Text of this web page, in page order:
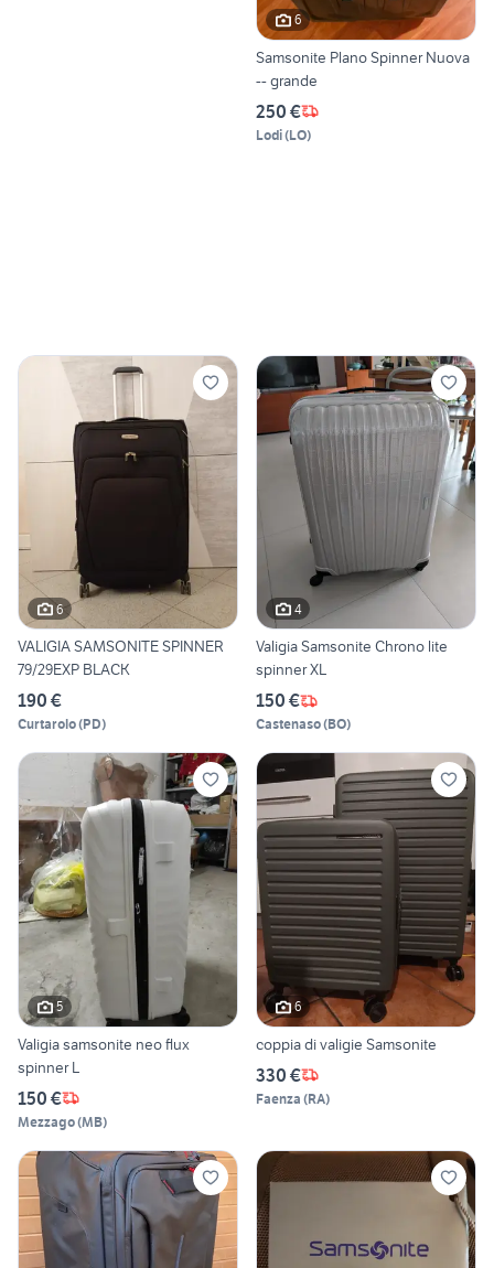
6
Samsonite Plano Spinner Nuova
-- grande
250 €
Lodi(LO)
6
VALIGIA SAMSONITE SPINNER
79/29EXP BLACK
190 €
Curtarolo(PD)
4
Valigia Samsonite Chrono lite
spinner XL
150 €
Castenaso(BO)
5
Valigia samsonite neo flux
spinner L
150 €
Mezzago(MB)
6
coppia di valigie Samsonite
330 €
Faenza (RA)